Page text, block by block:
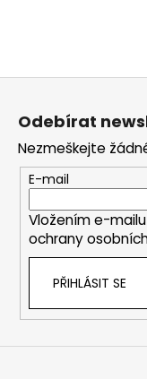
Z
Odebírat
Nezmeškejte
E-mail
Vložením e-
ochrany
PŘIHLÁSIT SE